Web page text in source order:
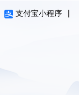
支付宝小程序